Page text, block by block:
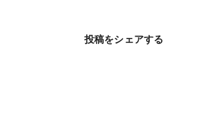
投稿をシェアする